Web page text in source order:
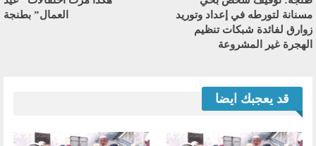
مسنانة لتورطه في إعداد وتوريد
زوارق لفائدة شبكات تنظيم
الهجرة غير المشروعة
العمال” بطنجة
قد يعجبك ايضا